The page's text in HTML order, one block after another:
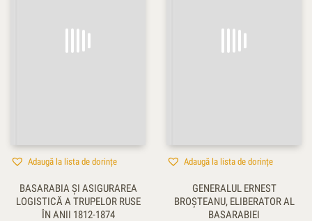
Adaugă la lista de dorințe
BASARABIA ŞI ASIGURAREA
LOGISTICĂ A TRUPELOR RUSE
ÎN ANII 1812-1874
Adaugă la lista de dorințe
GENERALUL ERNEST
BROŞTEANU, ELIBERATOR AL
BASARABIEI